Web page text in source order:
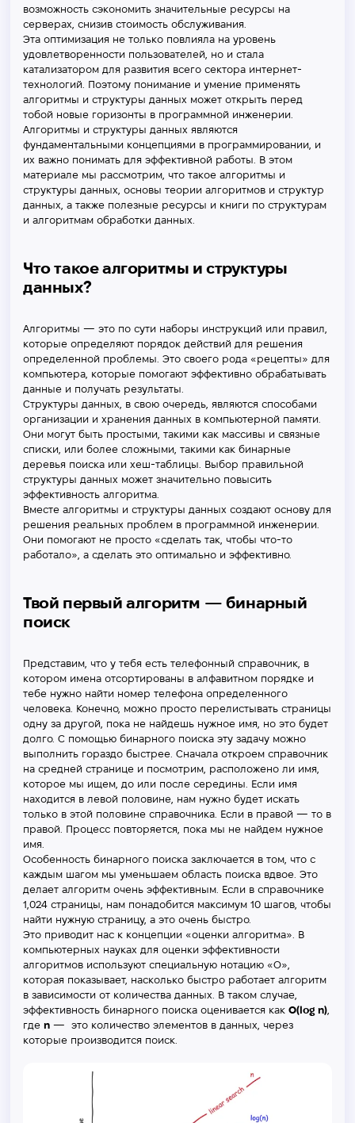
возможность сэкономить значительные ресурсы на
серверах, снизив стоимость обслуживания.
Эта оптимизация не только повлияла на уровень
удовлетворенности пользователей, но и стала
катализатором для развития всего сектора интернет-
технологий. Поэтому понимание и умение применять
алгоритмы и структуры данных может открыть перед
тобой новые горизонты в программной инженерии.
Алгоритмы и структуры данных являются
фундаментальными концепциями в программировании, и
их важно понимать для эффективной работы. В этом
материале мы рассмотрим, что такое алгоритмы и
структуры данных, основы теории алгоритмов и структур
данных, а также полезные ресурсы и книги по структурам
и алгоритмам обработки данных.
Что такое алгоритмы и структуры
данных?
Алгоритмы — это по сути наборы инструкций или правил,
которые определяют порядок действий для решения
определенной проблемы. Это своего рода «рецепты» для
компьютера, которые помогают эффективно обрабатывать
данные и получать результаты.
Структуры данных, в свою очередь, являются способами
организации и хранения данных в компьютерной памяти.
Они могут быть простыми, такими как массивы и связные
списки, или более сложными, такими как бинарные
деревья поиска или хеш-таблицы. Выбор правильной
структуры данных может значительно повысить
эффективность алгоритма.
Вместе алгоритмы и структуры данных создают основу для
решения реальных проблем в программной инженерии.
Они помогают не просто «сделать так, чтобы что-то
работало», а сделать это оптимально и эффективно.
Твой первый алгоритм — бинарный
поиск
Представим, что у тебя есть телефонный справочник, в
котором имена отсортированы в алфавитном порядке и
тебе нужно найти номер телефона определенного
человека. Конечно, можно просто перелистывать страницы
одну за другой, пока не найдешь нужное имя, но это будет
долго. С помощью бинарного поиска эту задачу можно
выполнить гораздо быстрее. Сначала откроем справочник
на средней странице и посмотрим, расположено ли имя,
которое мы ищем, до или после середины. Если имя
находится в левой половине, нам нужно будет искать
только в этой половине справочника. Если в правой — то в
правой. Процесс повторяется, пока мы не найдем нужное
имя.
Особенность бинарного поиска заключается в том, что с
каждым шагом мы уменьшаем область поиска вдвое. Это
делает алгоритм очень эффективным. Если в справочнике
1,024 страницы, нам понадобится максимум 10 шагов, чтобы
найти нужную страницу, а это очень быстро.
Это приводит нас к концепции «оценки алгоритма». В
компьютерных науках для оценки эффективности
алгоритмов используют специальную нотацию «O»,
которая показывает, насколько быстро работает алгоритм
в зависимости от количества данных. В таком случае,
эффективность бинарного поиска оценивается как O(log n)
где n — это количество элементов в данных, через
которые производится поиск.